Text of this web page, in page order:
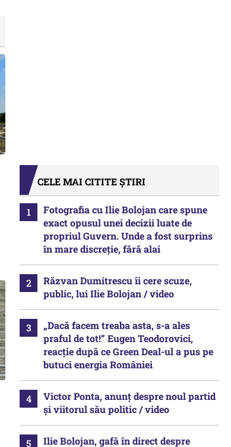
CELE MAI CITITE ȘTIRI
Fotografia cu Ilie Bolojan care spune
exact opusul unei decizii luate de
propriul Guvern. Unde a fost surprins
în mare discreție, fără alai
Răzvan Dumitrescu îi cere scuze,
public, lui Ilie Bolojan / video
„Dacă facem treaba asta, s-a ales
praful de tot!” Eugen Teodorovici,
reacție după ce Green Deal-ul a pus pe
butuci energia României
Victor Ponta, anunț despre noul partid
și viitorul său politic / video
Ilie Bolojan, gafă în direct despre